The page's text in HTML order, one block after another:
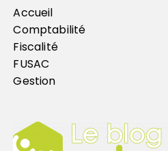
Accueil
Comptabilité
Fiscalité
FUSAC
Gestion